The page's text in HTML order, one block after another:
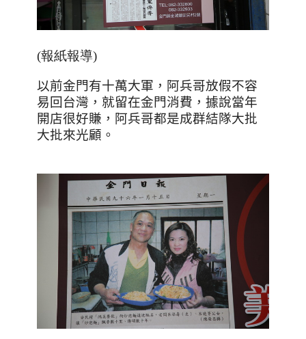
(報紙報導)
以前金門有十萬大軍，阿兵哥放假不容
易回台灣，就留在金門消費，據說當年
開店很好賺，阿兵哥都是成群結隊大批
大批來光顧。